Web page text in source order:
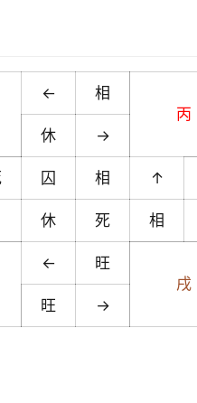
←
相
丙
休 →
囚 相 ↑
休 死 相
←
旺
戌
旺 →